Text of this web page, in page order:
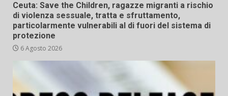
Ceuta: Save the Children, ragazze migranti a rischio
di violenza sessuale, tratta e sfruttamento,
particolarmente vulnerabili al di fuori del sistema di
protezione
6 Agosto 2026